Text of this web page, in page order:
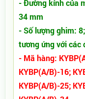
- Đường kính của
34 mm
- Số lượng ghim:
tương ứng với các
- Mã hàng:
KYBP(A/B)-16;
KYBP(A/B)-25;